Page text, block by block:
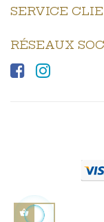
SERVICE
RÉSEAUX